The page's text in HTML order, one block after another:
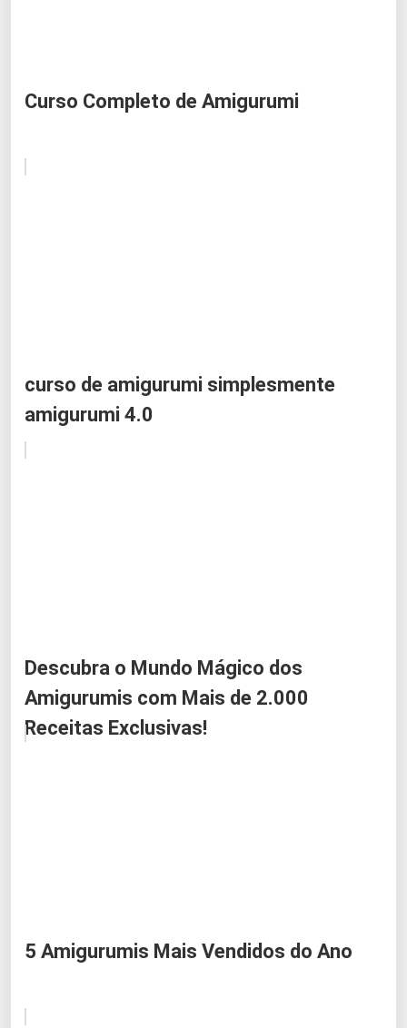
Curso Completo de Amigurumi
curso de amigurumi simplesmente
amigurumi 4.0
Descubra o Mundo Mágico dos
Amigurumis com Mais de 2.000
Receitas Exclusivas!
5 Amigurumis Mais Vendidos do Ano